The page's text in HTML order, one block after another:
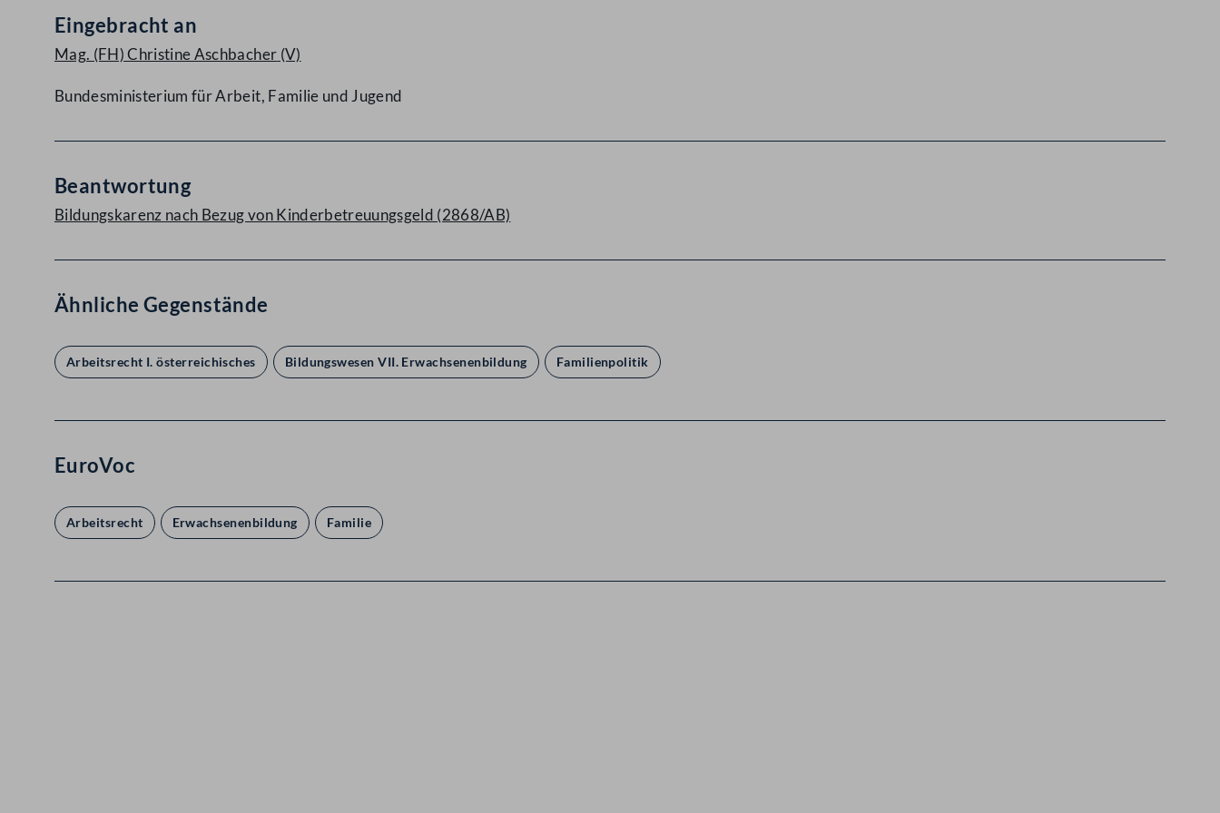
Eingebracht an
Mag. (FH) Christine Aschbacher (V)
Bundesministerium für Arbeit, Familie und Jugend
Beantwortung
Bildungskarenz nach Bezug von Kinderbetreuungsgeld (2868/AB)
Ähnliche Gegenstände
Arbeitsrecht I. österreichisches Bildungswesen VII. Erwachsenenbildung Familienpolitik
EuroVoc
Arbeitsrecht Erwachsenenbildung Familie